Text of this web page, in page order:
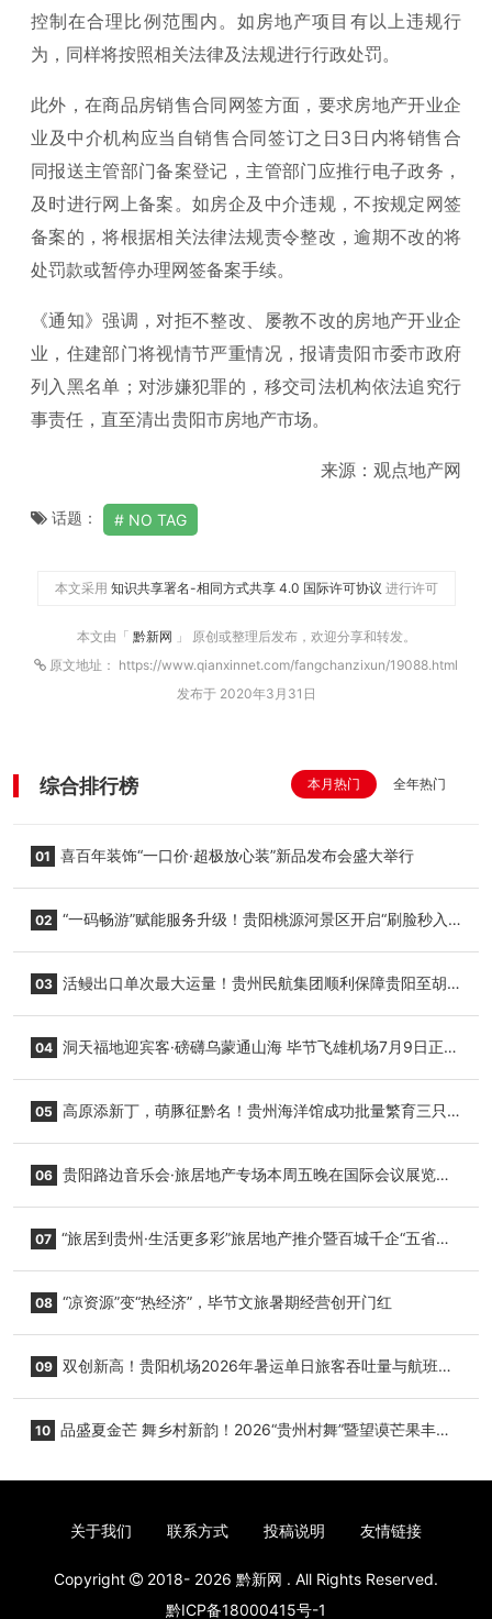
控制在合理比例范围内。如房地产项目有以上违规行
为，同样将按照相关法律及法规进行行政处罚。
此外，在商品房销售合同网签方面，要求房地产开业企
业及中介机构应当自销售合同签订之日3日内将销售合
同报送主管部门备案登记，主管部门应推行电子政务，
及时进行网上备案。如房企及中介违规，不按规定网签
备案的，将根据相关法律法规责令整改，逾期不改的将
处罚款或暂停办理网签备案手续。
《通知》强调，对拒不整改、屡教不改的房地产开业企
业，住建部门将视情节严重情况，报请贵阳市委市政府
列入黑名单；对涉嫌犯罪的，移交司法机构依法追究行
事责任，直至清出贵阳市房地产市场。
来源：观点地产网
话题： NO TAG
本文采用 知识共享署名-相同方式共享 4.0 国际许可协议 进行许可
本文由「 黔新网 」 原创或整理后发布，欢迎分享和转发。
原文地址： https://www.qianxinnet.com/fangchanzixun/19088.html
发布于 2020年3月31日
综合排行榜 本月热门 全年热门
01 喜百年装饰“一口价·超极放心装”新品发布会盛大举行
02 “一码畅游”赋能服务升级！贵阳桃源河景区开启“刷脸秒入
03 活鳗出口单次最大运量！贵州民航集团顺利保障贵阳至胡
04 洞天福地迎宾客·磅礴乌蒙通山海 毕节飞雄机场7月9日正式
05 高原添新丁，萌豚征黔名！贵州海洋馆成功批量繁育三只
06 贵阳路边音乐会·旅居地产专场本周五晚在国际会议展览中
07 “旅居到贵州·生活更多彩”旅居地产推介暨百城千企“五省
08 “凉资源”变“热经济”，毕节文旅暑期经营创开门红
09 双创新高！贵阳机场2026年暑运单日旅客吞吐量与航班起
10 品盛夏金芒 舞乡村新韵！2026“贵州村舞”暨望谟芒果丰收
关于我们 联系方式 投稿说明 友情链接
Copyright 2018- 2026 黔新网 . All Rights Reserved.
黔ICP备18000415号-1